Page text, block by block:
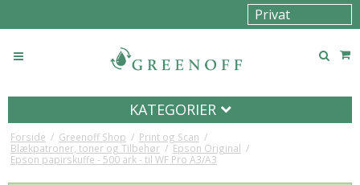
KATEGORIER
Forside / Greenoff Shop / Print og Scan /
Blækpatroner, toner og Tilbehør / Epson Original /
Epson papirskuffe - 500 ark - til WF Pro A3/A3